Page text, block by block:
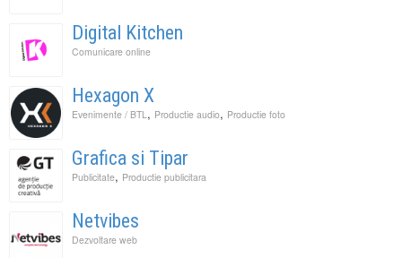
Digital Kitchen
Comunicare online
Hexagon X
Evenimente / BTL, Productie audio, Productie foto
Grafica si Tipar
Publicitate, Productie publicitara
Netvibes
Dezvoltare web